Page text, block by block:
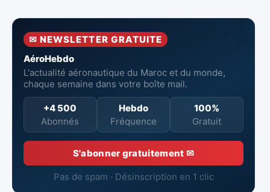
l’Aéroport
Mohammed V
✉ NEWSLETTER GRATUITE
AéroHebdo
L'actualité aéronautique du Maroc et du monde,
chaque semaine dans votre boîte mail.
+4 500
Abonnés
Hebdo
Fréquence
100%
Gratuit
S'abonner gratuitement ✉
Pas de spam · Désinscription en 1 clic